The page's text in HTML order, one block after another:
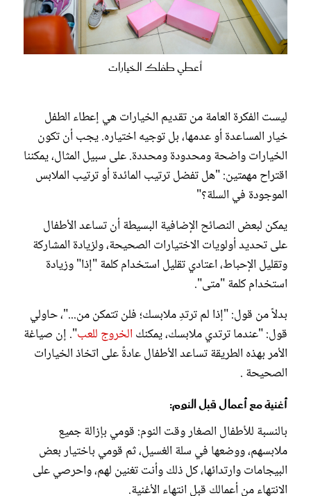
أعطي طفلك الخيارات
ليست الفكرة العامة من تقديم الخيارات هي إعطاء الطفل
خيار المساعدة أو عدمها، بل توجيه اختياره. يجب أن تكون
الخيارات واضحة ومحدودة ومحددة. على سبيل المثال، يمكننا
اقتراح مهمتين: "هل تفضل ترتيب المائدة أو ترتيب الملابس
الموجودة في السلة؟"
يمكن لبعض النصائح الإضافية البسيطة أن تساعد الأطفال
على تحديد أولويات الاختيارات الصحيحة، ولزيادة المشاركة
وتقليل الإحباط، اعتادي تقليل استخدام كلمة "إذا" وزيادة
استخدام كلمة "متى".
بدلاً من قول: "إذا لم ترتدِ ملابسك؛ فلن تتمكن من..."، حاولي
قول: "عندما ترتدي ملابسك، يمكنك الخروج للعب". إن صياغة
الأمر بهذه الطريقة تساعد الأطفال عادةً على اتخاذ الخيارات
الصحيحة .
أغنية مع أعمال قبل النوم:
بالنسبة للأطفال الصغار وقت النوم: قومي بإزالة جميع
ملابسهم، ووضعها في سلة الغسيل، ثم قومي باختيار بعض
البيجامات وارتدائها، كل ذلك وأنت تغنين لهم، واحرصي على
الانتهاء من أعمالك قبل انتهاء الأغنية.